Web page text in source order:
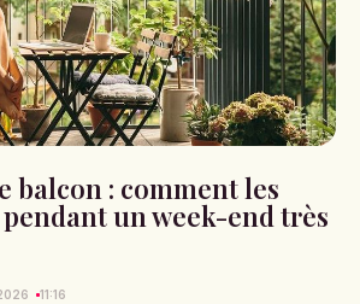
balcon : comment les
un week-end très
11:16